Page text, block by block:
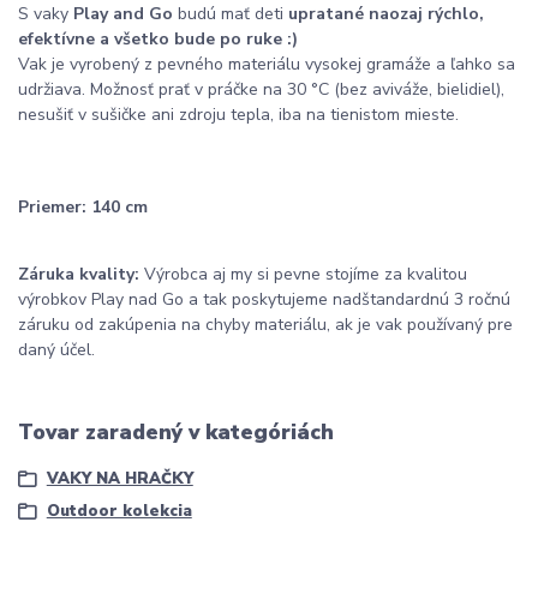
S vaky Play and Go budú mať deti upratané naozaj rýchlo,
efektívne a všetko bude po ruke :)
Vak je vyrobený z pevného materiálu vysokej gramáže a ľahko sa
udržiava. Možnosť prať v práčke na 30 °C (bez aviváže, bielidiel),
nesušiť v sušičke ani zdroju tepla, iba na tienistom mieste.
Priemer: 140 cm
Záruka kvality: Výrobca aj my si pevne stojíme za kvalitou
výrobkov Play nad Go a tak poskytujeme nadštandardnú 3 ročnú
záruku od zakúpenia na chyby materiálu, ak je vak používaný pre
daný účel.
Tovar zaradený v kategóriách
VAKY NA HRAČKY
Outdoor kolekcia